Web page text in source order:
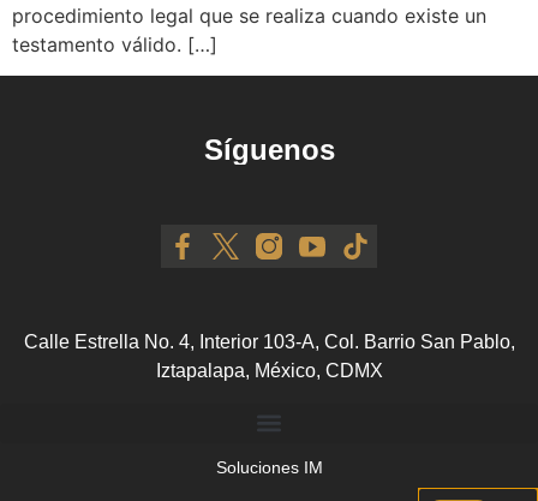
procedimiento legal que se realiza cuando existe un
testamento válido. […]
Síguenos
Calle Estrella No. 4, Interior 103-A, Col. Barrio San Pablo,
Iztapalapa, México, CDMX
Soluciones IM